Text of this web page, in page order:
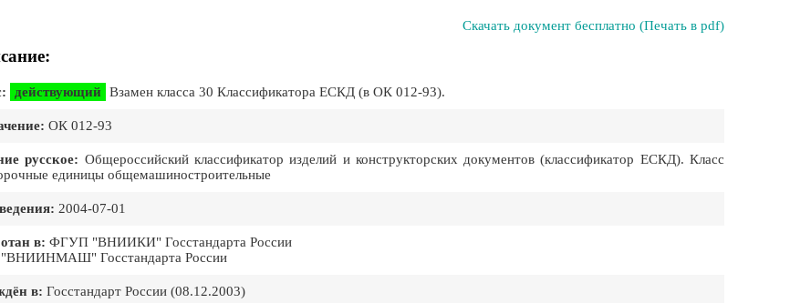
Скачать документ бесплатно (Печать в pdf)
действующий Взамен класса 30 Классификатора ЕСКД (в ОК 012-93).
ОК 012-93
русское: Общероссийский классификатор изделий и конструкторских документов (классификатор ЕСКД). Класс
единицы общемашиностроительные
2004-07-01
в: ФГУП "ВНИИКИ" Госстандарта России
Госстандарта России
в: Госстандарт России (08.12.2003)